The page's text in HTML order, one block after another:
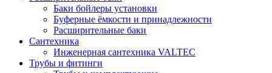
Баки бойлеры установки
Буферные ёмкости и принадлежности
Расширительные баки
Сантехника
Инженерная сантехника VALTEC
Трубы и фитинги